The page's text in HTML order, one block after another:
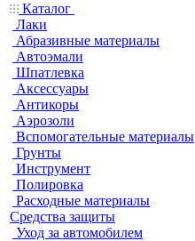
Каталог
Лаки
Абразивные материалы
Автоэмали
Шпатлевка
Аксессуары
Антикоры
Аэрозоли
Вспомогательные материалы
Грунты
Инструмент
Полировка
Расходные материалы
Средства защиты
Уход за автомобилем